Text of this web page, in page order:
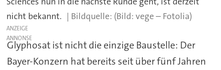
nicht bekannt.
(Bild: vege – Fotolia)
ANZEIGE
Glyphosat ist nicht die einzige Baustelle: Der
Bayer-Konzern hat bereits seit über fünf Jahren